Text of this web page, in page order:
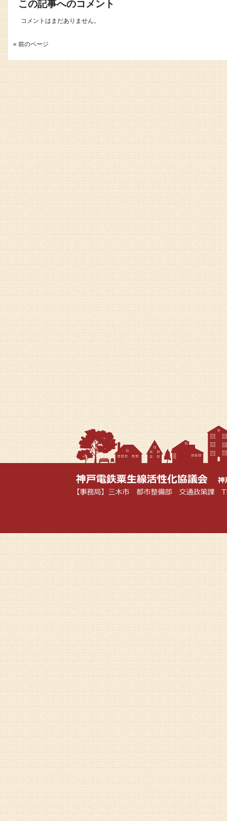
この記事へのコメント
コメントはまだありません。
« 前のページ